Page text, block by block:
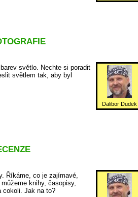
Dalibor Dudek
světlo. Nechte si poradit
světlem tak, aby byl
Říkáme, co je zajímavé,
knihy, časopisy,
cokoli. Jak na to?